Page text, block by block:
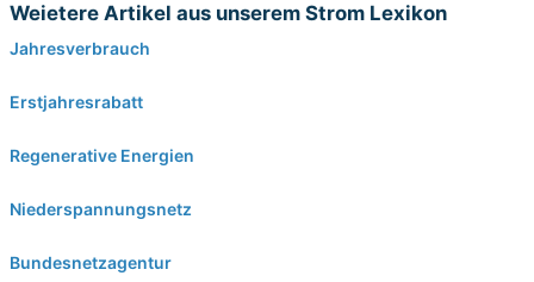
Weietere Artikel aus unserem Strom Lexikon
Jahresverbrauch
Erstjahresrabatt
Regenerative Energien
Niederspannungsnetz
Bundesnetzagentur